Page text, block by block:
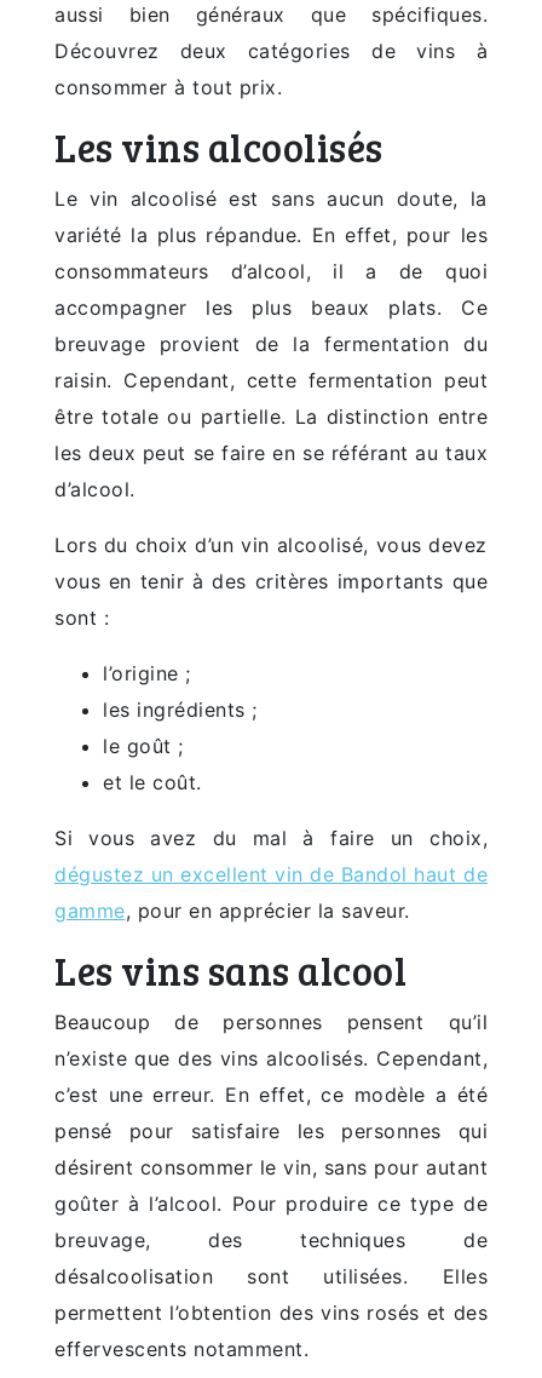
aussi bien généraux que spécifiques.
Découvrez deux catégories de vins à
consommer à tout prix.
Les vins alcoolisés
Le vin alcoolisé est sans aucun doute, la
variété la plus répandue. En effet, pour les
consommateurs d’alcool, il a de quoi
accompagner les plus beaux plats. Ce
breuvage provient de la fermentation du
raisin. Cependant, cette fermentation peut
être totale ou partielle. La distinction entre
les deux peut se faire en se référant au taux
d’alcool.
Lors du choix d’un vin alcoolisé, vous devez
vous en tenir à des critères importants que
sont :
l’origine ;
les ingrédients ;
le goût ;
et le coût.
Si vous avez du mal à faire un choix,
dégustez un excellent vin de Bandol haut de
gamme, pour en apprécier la saveur.
Les vins sans alcool
Beaucoup de personnes pensent qu’il
n’existe que des vins alcoolisés. Cependant,
c’est une erreur. En effet, ce modèle a été
pensé pour satisfaire les personnes qui
désirent consommer le vin, sans pour autant
goûter à l’alcool. Pour produire ce type de
breuvage, des techniques de
désalcoolisation sont utilisées. Elles
permettent l’obtention des vins rosés et des
effervescents notamment.